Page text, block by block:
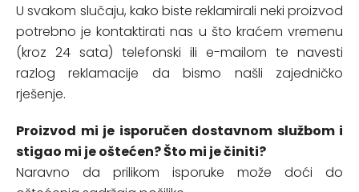
U svakom slučaju, kako biste reklamirali neki proizvod
potrebno je kontaktirati nas u što kraćem vremenu
(kroz 24 sata) telefonski ili e-mailom te navesti
razlog reklamacije da bismo našli zajedničko
rješenje.
Proizvod mi je isporučen dostavnom službom i
stigao mi je oštećen? Što mi je činiti?
Naravno da prilikom isporuke može doći do